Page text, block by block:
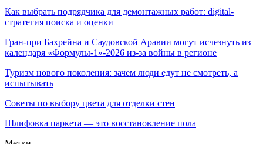
Как выбрать подрядчика для демонтажных работ: digital-
стратегия поиска и оценки
Гран-при Бахрейна и Саудовской Аравии могут исчезнуть из
календаря «Формулы-1»-2026 из-за войны в регионе
Туризм нового поколения: зачем люди едут не смотреть, а
испытывать
Советы по выбору цвета для отделки стен
Шлифовка паркета — это восстановление пола